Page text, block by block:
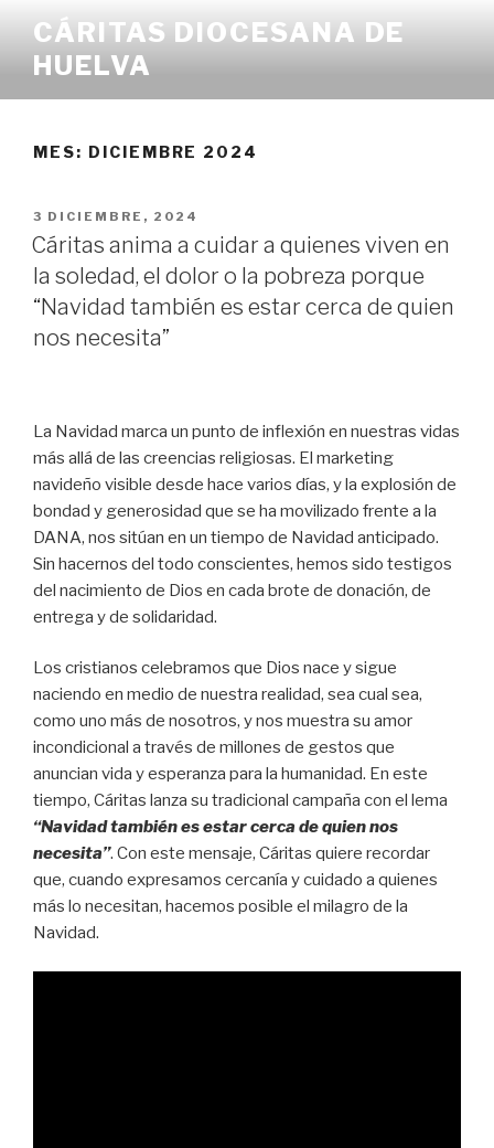
contenido
CÁRITAS DIOCESANA DE
HUELVA
MES: DICIEMBRE 2024
PUBLICADO
EN
3 DICIEMBRE, 2024
Cáritas anima a cuidar a quienes viven en
la soledad, el dolor o la pobreza porque
“Navidad también es estar cerca de quien
nos necesita”
La Navidad marca un punto de inflexión en nuestras vidas
más allá de las creencias religiosas. El marketing
navideño visible desde hace varios días, y la explosión de
bondad y generosidad que se ha movilizado frente a la
DANA, nos sitúan en un tiempo de Navidad anticipado.
Sin hacernos del todo conscientes, hemos sido testigos
del nacimiento de Dios en cada brote de donación, de
entrega y de solidaridad.
Los cristianos celebramos que Dios nace y sigue
naciendo en medio de nuestra realidad, sea cual sea,
como uno más de nosotros, y nos muestra su amor
incondicional a través de millones de gestos que
anuncian vida y esperanza para la humanidad. En este
tiempo, Cáritas lanza su tradicional campaña con el lema
“Navidad también es estar cerca de quien nos
necesita”. Con este mensaje, Cáritas quiere recordar
que, cuando expresamos cercanía y cuidado a quienes
más lo necesitan, hacemos posible el milagro de la
Navidad.